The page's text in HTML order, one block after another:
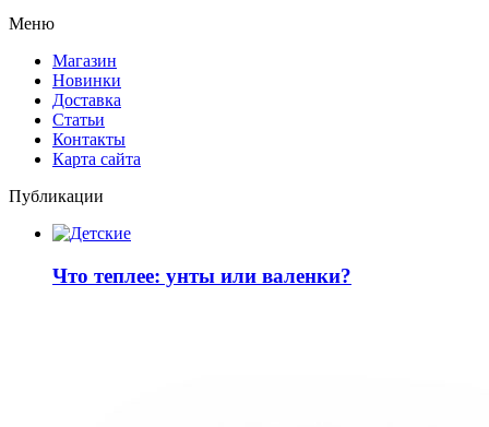
Меню
Магазин
Новинки
Доставка
Статьи
Контакты
Карта сайта
Публикации
Что теплее: унты или валенки?